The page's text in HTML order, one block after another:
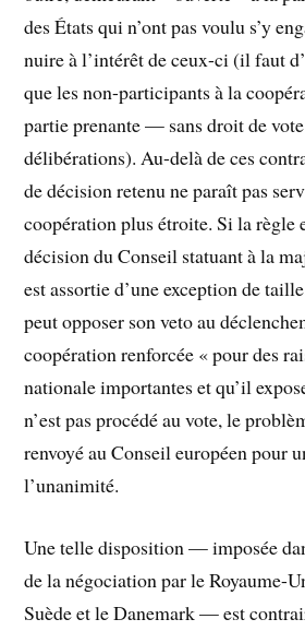
des États qui n’ont pas voulu s’y
nuire à l’intérêt de ceux-ci (il faut
que les non-participants à la
partie prenante — sans droit de
délibérations). Au-delà de ces
de décision retenu ne paraît pas
coopération plus étroite. Si la règle
décision du Conseil statuant à la
est assortie d’une exception de
peut opposer son veto au
coopération renforcée « pour des
nationale importantes et qu’il
n’est pas procédé au vote, le
renvoyé au Conseil européen pour
l’unanimité.
Une telle disposition — imposée
de la négociation par le Royaume-
Suède et le Danemark — est